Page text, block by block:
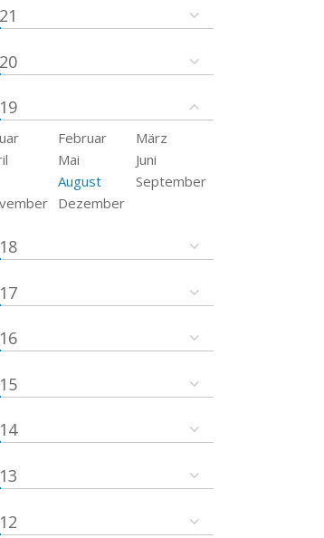
Februar
März
Mai
Juni
August
September
Dezember